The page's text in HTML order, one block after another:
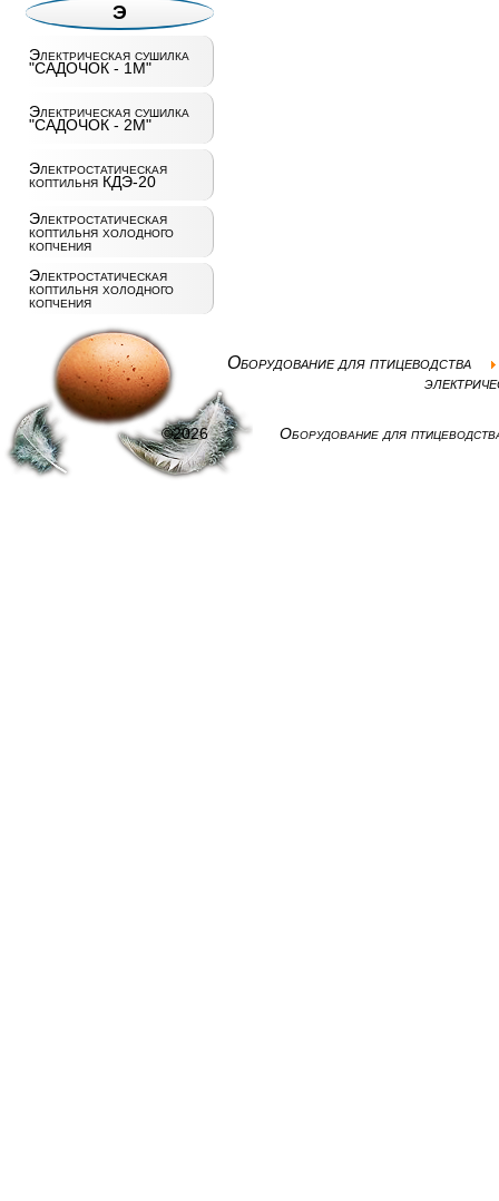
Э
Электрическая сушилка
"САДОЧОК - 1М"
Электрическая сушилка
"САДОЧОК - 2М"
Электростатическая
коптильня КДЭ-20
Электростатическая
коптильня холодного
копчения
Электростатическая
коптильня холодного
копчения
Оборудование для птицеводства
©2026 Оборудование для